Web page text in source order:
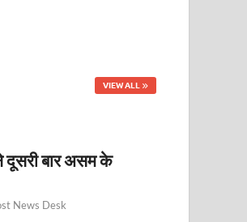
VIEW ALL
दूसरी बार असम के
News Desk